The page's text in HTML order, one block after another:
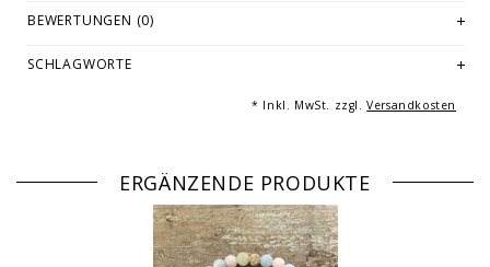
Länge. Mehrfachabbildungen dienen der Vermarktung und sind nicht
BEWERTUNGEN (0)
SCHLAGWORTE
* Inkl. MwSt. zzgl.Versandkosten
ERGÄNZENDE PRODUKTE